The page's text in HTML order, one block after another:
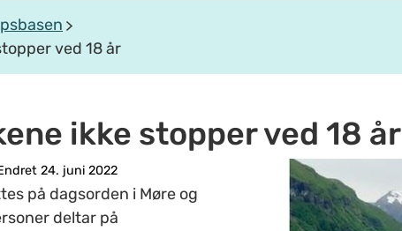
ved 18 år
ikke stopper ved 18 år
24. juni 2022
på dagsorden i Møre og
deltar på